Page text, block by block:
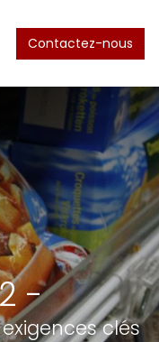
Contactez-nous
-
clés